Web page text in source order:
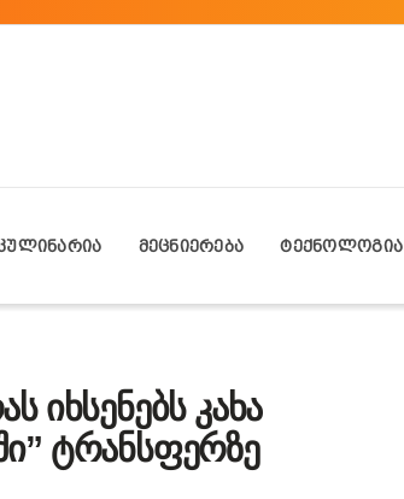
ᲛᲔᲪᲜᲘᲔᲠᲔᲑᲐ ᲢᲔᲥᲜᲝᲚᲝᲒᲘᲐ
იხსენებს კახა
ტრანსფერზე